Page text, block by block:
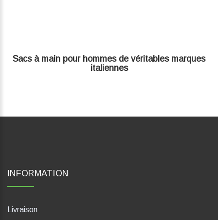
Sacs à main pour hommes de véritables marques
italiennes
INFORMATION
Livraison